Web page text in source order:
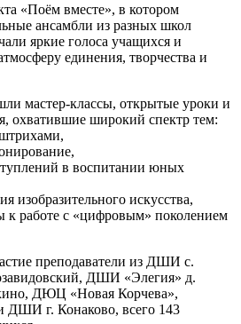
«Поём вместе», в котором
ансамбли из разных школ
яркие голоса учащихся и
единения, творчества и
мастер-классы, открытые уроки и
охватившие широкий спектр тем:
в воспитании юных
изобразительного искусства,
работе с «цифровым» поколением
преподаватели из ДШИ с.
ДШИ «Элегия» д.
ДЮЦ «Новая Корчева»,
г. Конаково, всего 143